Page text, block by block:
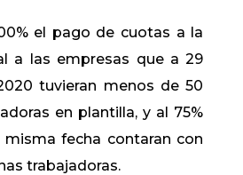
el pago de cuotas a la
a las empresas que a 29
tuvieran menos de 50
en plantilla, y al 75%
fecha contaran con
trabajadoras.